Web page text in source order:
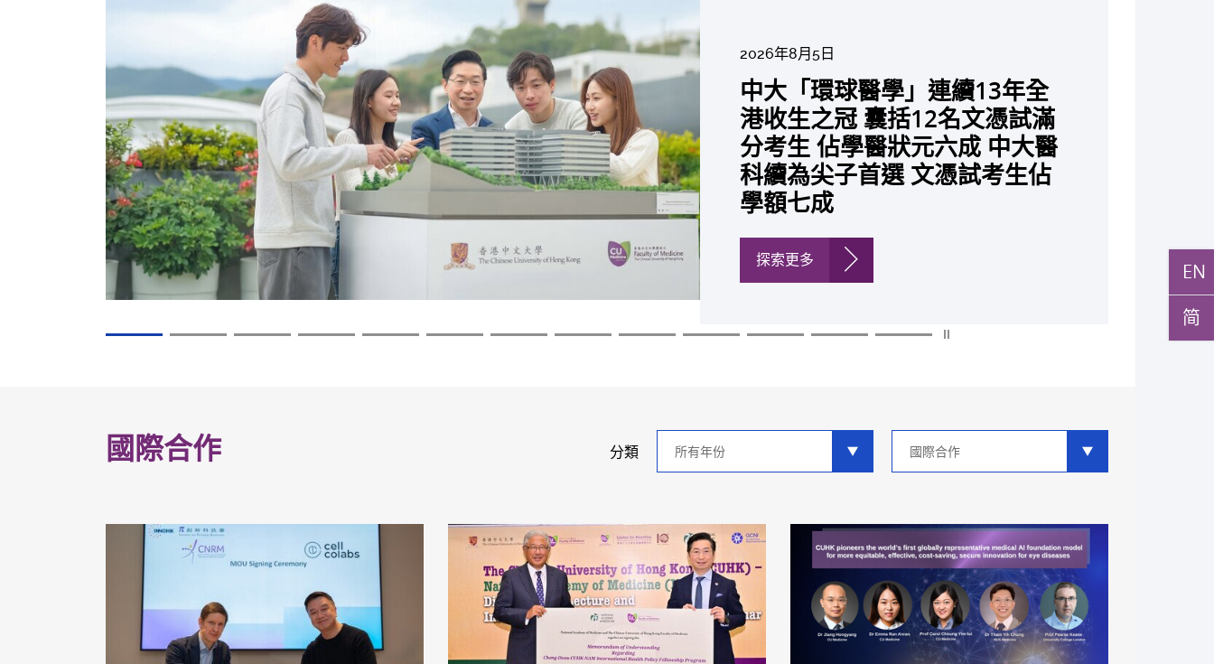
EN
简
2026年8月5日
中大「環球醫學」連續13年全
港收生之冠 囊括12名文憑試滿
分考生 佔學醫狀元六成 中大醫
科續為尖子首選 文憑試考生佔
學額七成
探索更多
2026年7月27日
中大成立嶄新 ITECH醫療科技
評估平台 推動健康經濟分析及
價值醫療
中大研發「AI-OCT」系統助測
糖尿黃斑水腫 假陽性轉介個案
銳減六成 縮短患者輪候診症時
間
探索更多
中大黃秀娟教授獲頒中國工程界
最高榮譽「光華工程科技獎」
成為今屆醫藥衞生領域唯一香港
學者
探索更多
中大新設「香港中文大學鳳凰獎
學金」嘉許公開試狀元 鼓勵學
醫狀元走出課堂放眼世界 裝備
21世紀妙手仁醫
探索更多
中大全新一站式PGT-Plus方案
精準辨識傳統檢測中複雜基因異
常「盲點」 降低人工受孕流產
及異常妊娠風險
探索更多
2026年6月22日
中大發現青光眼治療新靶點 小
鼠實驗證實可恢復七成視力 有
助開創嶄新神經保護療法
探索更多
2026年6月17日
中大成功拆解肝癌免疫治療耐藥
性機制 揭一種免疫細胞具「除
廢餵食」新功能助癌細胞耐藥性
探索更多
2026年6月10日
中大與多名全球專家共同牽頭跨
國肺癌研究 逾半晚期ALK陽性
肺癌病人七年無惡化 因特定基
因異常而引起的肺癌有望變成
「慢性病」 患者可與病共存
探索更多
2026年6月5日
中大教授陳重娥獲頒「清野裕傑
出領袖獎」 成為本港首名學者
榮膺亞洲糖尿病教研最高榮譽
探索更多
2026年6月2日
中大匯聚逾200位區域專家 探討
私人醫療保險如何推動全民健康
覆蓋
探索更多
2026年5月19日
中大張源津醫生成首位亞洲研究
員 榮獲國際泌尿科權威獎項
John K. Lattimer 講座獎
探索更多
2026年5月14日
中大取得「從實驗室到臨床應
用」研究突破 初步證實GLP-1
藥物可改善嚴重中風康復情況
探索更多
分類
類
分
國際合作